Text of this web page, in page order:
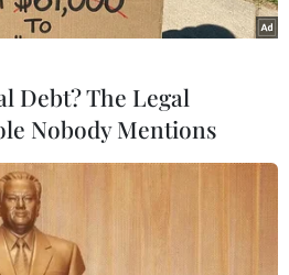
#Tiêm chủng Nhật Bản
Debt? The Legal
Nobody Mentions